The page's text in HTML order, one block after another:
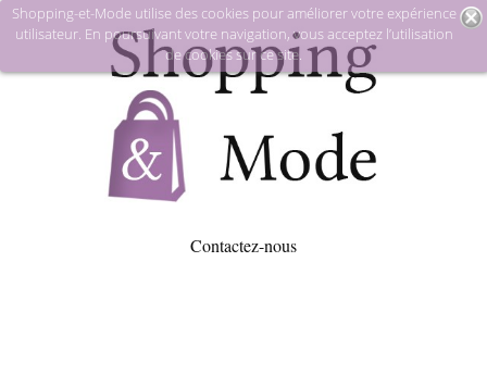
Contactez-nous
Shopping-et-Mode utilise des cookies pour améliorer votre expérience
utilisateur. En poursuivant votre navigation, vous acceptez l’utilisation
de cookies sur ce site.